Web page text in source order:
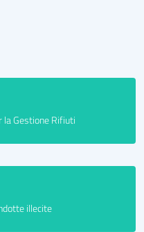
la Gestione Rifiuti
illecite